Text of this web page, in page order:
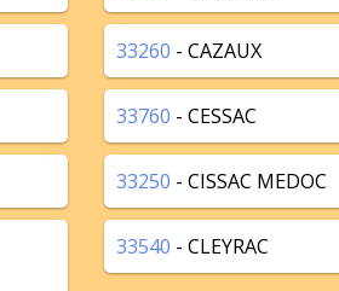
33260 - CAZAUX
33760 - CESSAC
33250 - CISSAC MEDOC
33540 - CLEYRAC